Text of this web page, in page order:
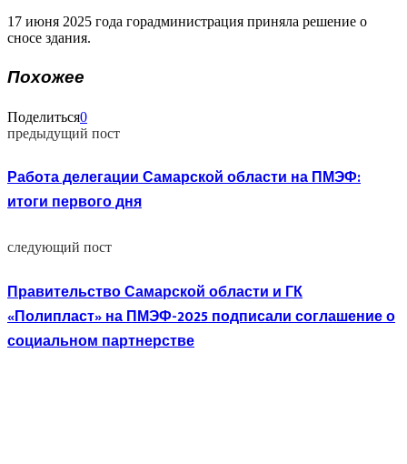
17 июня 2025 года горадминистрация приняла решение о
сносе здания.
Похожее
Поделиться0
предыдущий пост
Работа делегации Самарской области на ПМЭФ:
итоги первого дня
следующий пост
Правительство Самарской области и ГК
«Полипласт» на ПМЭФ-2025 подписали соглашение о
социальном партнерстве